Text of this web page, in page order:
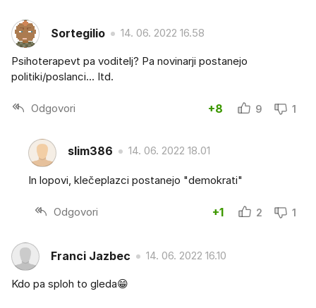
Sortegilio 14. 06. 2022 16.58
Psihoterapevt pa voditelj? Pa novinarji postanejo
politiki/poslanci... Itd.
Odgovori +8 9 1
slim386 14. 06. 2022 18.01
In lopovi, klečeplazci postanejo "demokrati"
Odgovori +1 2 1
Franci Jazbec 14. 06. 2022 16.10
Kdo pa sploh to gleda😁